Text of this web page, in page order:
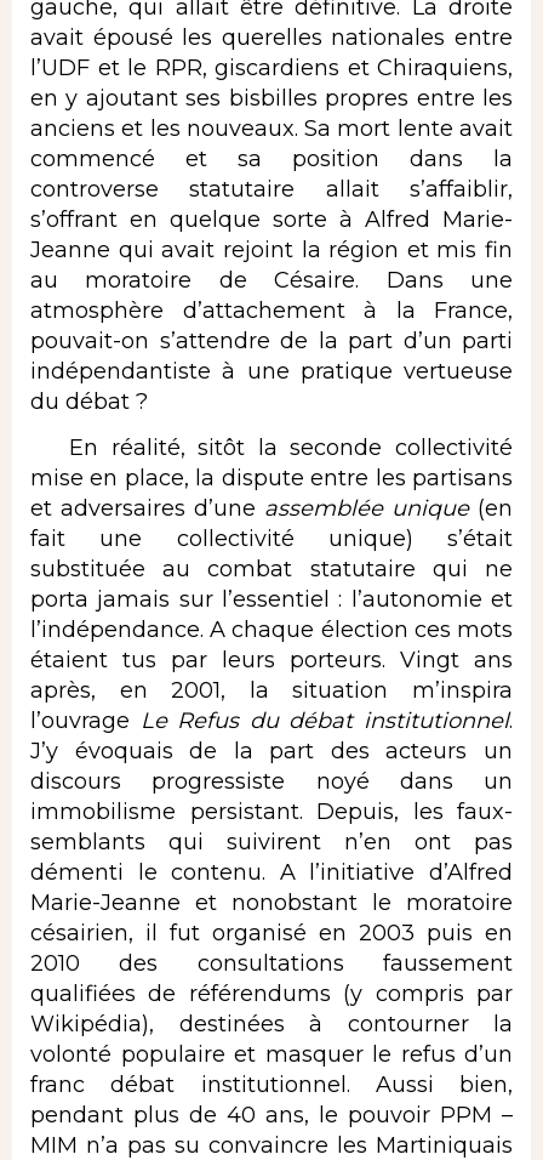
gauche, qui allait être définitive. La droite
avait épousé les querelles nationales entre
l’UDF et le RPR, giscardiens et Chiraquiens,
en y ajoutant ses bisbilles propres entre les
anciens et les nouveaux. Sa mort lente avait
commencé et sa position dans la
controverse statutaire allait s’affaiblir,
s’offrant en quelque sorte à Alfred Marie-
Jeanne qui avait rejoint la région et mis fin
au moratoire de Césaire. Dans une
atmosphère d’attachement à la France,
pouvait-on s’attendre de la part d’un parti
indépendantiste à une pratique vertueuse
du débat ?
En réalité, sitôt la seconde collectivité
mise en place, la dispute entre les partisans
et adversaires d’une assemblée unique(en
fait une collectivité unique) s’était
substituée au combat statutaire qui ne
porta jamais sur l’essentiel : l’autonomie et
l’indépendance. A chaque élection ces mots
étaient tus par leurs porteurs. Vingt ans
après, en 2001, la situation m’inspira
l’ouvrage Le Refus du débat institutionnel.
J’y évoquais de la part des acteurs un
discours progressiste noyé dans un
immobilisme persistant. Depuis, les faux-
semblants qui suivirent n’en ont pas
démenti le contenu. A l’initiative d’Alfred
Marie-Jeanne et nonobstant le moratoire
césairien, il fut organisé en 2003 puis en
2010 des consultations faussement
qualifiées de référendums (y compris par
Wikipédia), destinées à contourner la
volonté populaire et masquer le refus d’un
franc débat institutionnel. Aussi bien,
pendant plus de 40 ans, le pouvoir PPM –
MIM n’a pas su convaincre les Martiniquais